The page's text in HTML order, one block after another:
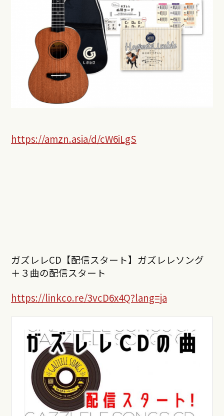
https://amzn.asia/d/cW6iLgS
ガズレレCD【配信スタート】ガズレレソング
＋３曲の配信スタート
https://linkco.re/3vcD6x4Q?lang=ja